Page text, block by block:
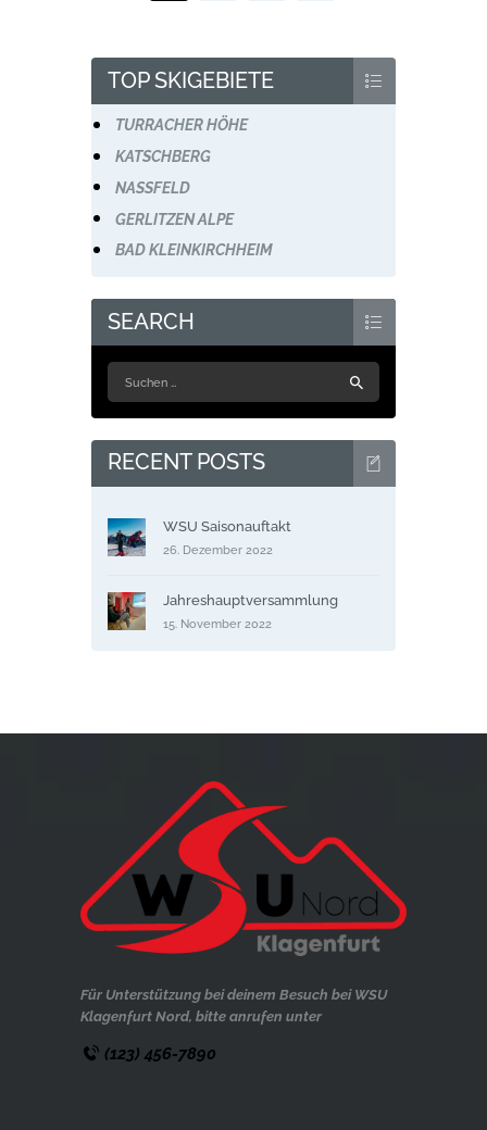
TOP SKIGEBIETE
TURRACHER HÖHE
KATSCHBERG
NASSFELD
GERLITZEN ALPE
BAD KLEINKIRCHHEIM
SEARCH
RECENT POSTS
WSU Saisonauftakt
26. Dezember 2022
Jahreshauptversammlung
15. November 2022
Für Unterstützung bei deinem Besuch bei WSU
Klagenfurt Nord, bitte anrufen unter
(123) 456-7890